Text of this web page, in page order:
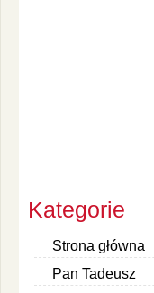
Kategorie
Strona główna
Pan Tadeusz